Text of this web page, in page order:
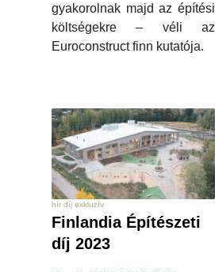
gyakorolnak majd az építési
költségekre – véli az
Euroconstruct finn kutatója.
hír díj exkluzív
Finlandia Építészeti
díj 2023